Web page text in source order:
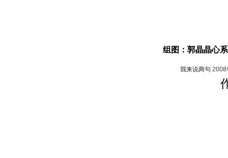
组图：郭晶晶心
我来说两句 2008